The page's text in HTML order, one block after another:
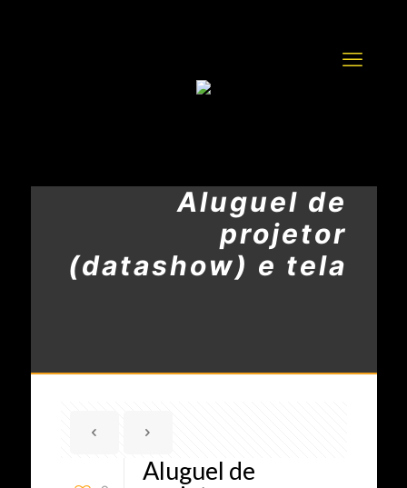
Aluguel de
projetor
(datashow) e tela
Aluguel de